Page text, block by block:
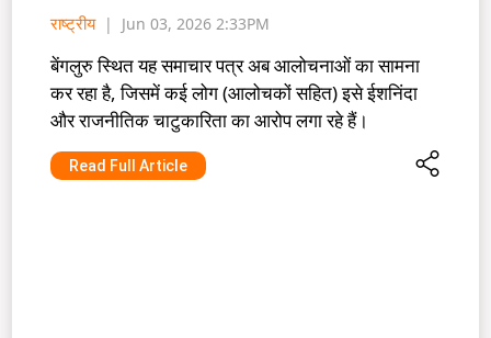
राष्ट्रीय Jun 03, 2026 2:33PM
बेंगलुरु स्थित यह समाचार पत्र अब आलोचनाओं का सामना
कर रहा है, जिसमें कई लोग (आलोचकों सहित) इसे ईशनिंदा
और राजनीतिक चाटुकारिता का आरोप लगा रहे हैं।
Read Full Article